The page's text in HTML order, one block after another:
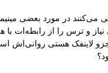
در مورد بعضی
نیاز و ترس را از رابطه‌ات
لاینفک هستی روانی‌اش